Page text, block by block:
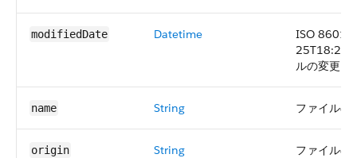
modifiedDate Datetime
ISO 8601
ルの変更に
name String ファイルの
origin String
ファイルの